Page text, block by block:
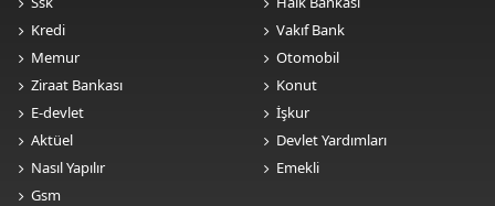
Kredi
Memur
Ziraat Bankası
E-devlet
Aktüel
Nasıl Yapılır
Gsm
Vakıf Bank
Otomobil
Konut
İşkur
Devlet Yardımları
Emekli